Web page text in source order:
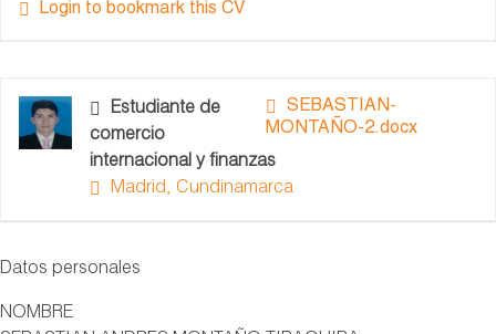
Login to bookmark this CV
SEBASTIAN-
MONTAÑO-2.docx
Estudiante de
comercio
internacional y finanzas
Madrid, Cundinamarca
Datos personales
NOMBRE